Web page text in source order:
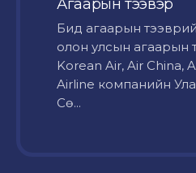
Агаарын тээвэр
Бид агаарын
олон улсын агаарын
Korean Air, Air China,
Airline компанийн
Сө...